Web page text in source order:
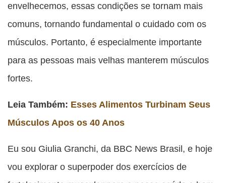
envelhecemos, essas condições se tornam mais
comuns, tornando fundamental o cuidado com os
músculos. Portanto, é especialmente importante
para as pessoas mais velhas manterem músculos
fortes.
Leia Também: Esses Alimentos Turbinam Seus
Músculos Apos os 40 Anos
Eu sou Giulia Granchi, da BBC News Brasil, e hoje
vou explorar o superpoder dos exercícios de